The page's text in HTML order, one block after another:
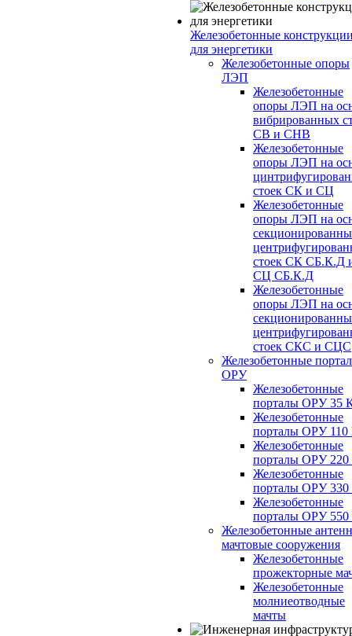
Железобетонные
для энергетики
Железобетонные опоры
ЛЭП
Железобетонные
опоры ЛЭП на
вибрированных
СВ и СНВ
Железобетонные
опоры ЛЭП на
стоек СК и СЦ
Железобетонные
опоры ЛЭП на
стоек СК СБ.К.Д
СЦ СБ.К.Д
Железобетонные
опоры ЛЭП на
стоек СКС и СЦС
Железобетонные
ОРУ
Железобетонные
порталы ОРУ 35
Железобетонные
порталы ОРУ
Железобетонные
порталы ОРУ
Железобетонные
порталы ОРУ
Железобетонные
порталы ОРУ
Железобетонные
мачтовые сооружения
Железобетонные
прожекторные
Железобетонные
молниеотводные
мачты